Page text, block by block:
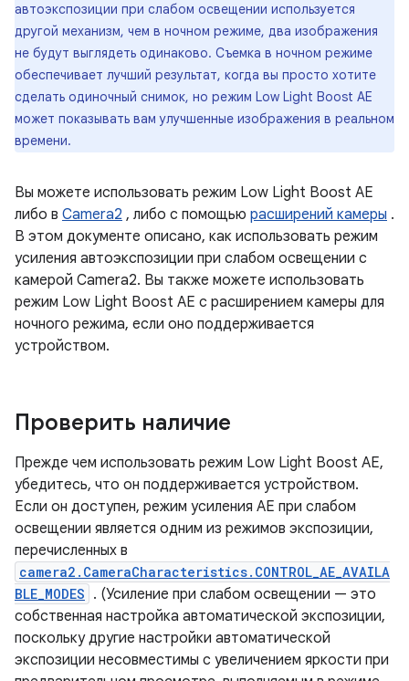
автоэкспозиции при слабом освещении используется
другой механизм, чем в ночном режиме, два изображения
не будут выглядеть одинаково. Съемка в ночном режиме
обеспечивает лучший результат, когда вы просто хотите
сделать одиночный снимок, но режим Low Light Boost AE
может показывать вам улучшенные изображения в реальном
времени.
Вы можете использовать режим Low Light Boost AE
либо в Camera2 , либо с помощью расширений камеры .
В этом документе описано, как использовать режим
усиления автоэкспозиции при слабом освещении с
камерой Camera2. Вы также можете использовать
режим Low Light Boost AE с расширением камеры для
ночного режима, если оно поддерживается
устройством.
Проверить наличие
Прежде чем использовать режим Low Light Boost AE,
убедитесь, что он поддерживается устройством.
Если он доступен, режим усиления AE при слабом
освещении является одним из режимов экспозиции,
перечисленных в
camera2.CameraCharacteristics.CONTROL_AE_AVAILA
BLE_MODES . (Усиление при слабом освещении — это
собственная настройка автоматической экспозиции,
поскольку другие настройки автоматической
экспозиции несовместимы с увеличением яркости при